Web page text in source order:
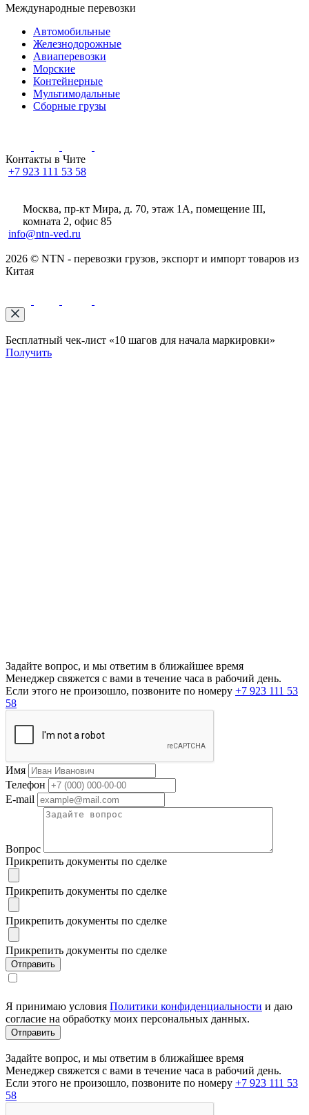
Международные перевозки
Автомобильные
Железнодорожные
Авиаперевозки
Морские
Контейнерные
Мультимодальные
Сборные грузы
Контакты в Чите
+7 923 111 53 58
Москва, пр-кт Мира, д. 70, этаж 1А, помещение III,
комната 2, офис 85
info@ntn-ved.ru
2026 © NTN - перевозки грузов, экспорт и импорт товаров из
Китая
Бесплатный чек-лист «10 шагов для начала маркировки»
Получить
Задайте вопрос, и мы ответим в ближайшее время
Менеджер свяжется с вами в течение часа в рабочий день.
Если этого не произошло, позвоните по номеру +7 923 111 53
58
Имя
Телефон
E-mail
Вопрос
Прикрепить документы по сделке
Прикрепить документы по сделке
Прикрепить документы по сделке
Прикрепить документы по сделке
Я принимаю условия Политики конфиденциальности и даю
согласие на обработку моих персональных данных.
Задайте вопрос, и мы ответим в ближайшее время
Менеджер свяжется с вами в течение часа в рабочий день.
Если этого не произошло, позвоните по номеру +7 923 111 53
58